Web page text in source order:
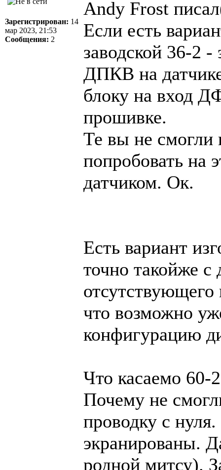
Зарегистрирован: 14
мар 2023, 21:53
Сообщения: 2
Andy Frost
Если есть
заводской 36-2
ДПКВ на
блоку на вход
прошивке.
Те вы не смогли
попробовать на
датчиком. Ок.
Есть вариант
точно такойже с
что возможно
конфигурацию
Что касаемо 60-
Почему не
проводку с
экранированы.
родной митсу).